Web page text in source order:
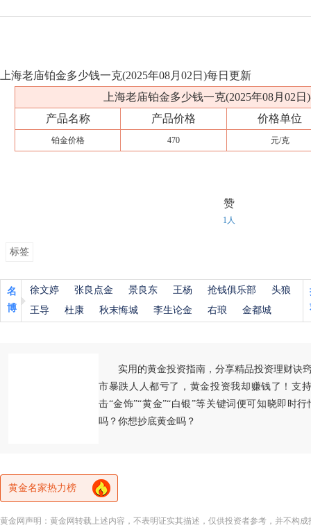
上海老庙铂金多少钱一克(2025年08月02日)每日更新
上海老庙铂金多少钱一克(2025年08月02
产品名称
产品价格 价格单位
铂金价格 470 元/克
赞
1人
标签
名
博
徐文婷 张良点金 景良东 王杨 抢钱俱乐部
头狼
王导
杜康 秋末悔城 李生论金 右琅 金都城
实用的黄金投资指南，分享精品投资理财诀
市暴跌人人都亏了，黄金投资我却赚钱了！支
击“金饰”“黄金”“白银”等关键词便可知晓即时
吗？你想抄底黄金吗？
黄金名家热力榜
黄金网声明：黄金网转载上述内容，不表明证实其描述，仅供投资者参考，并不构